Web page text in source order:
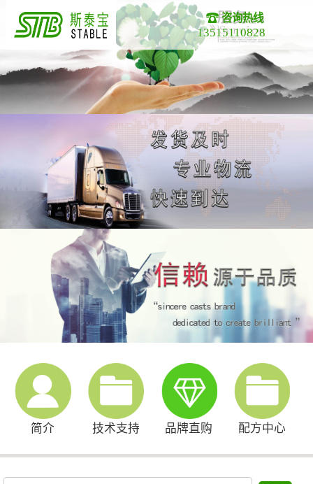
咨询热线
13515110828
简介 技术支持 品牌直购 配方中心